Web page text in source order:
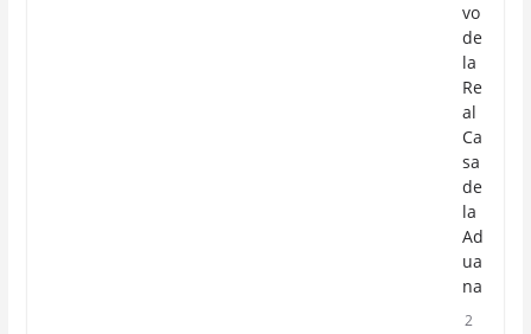
vo
de
la
Re
al
Ca
sa
de
la
Ad
ua
na
2